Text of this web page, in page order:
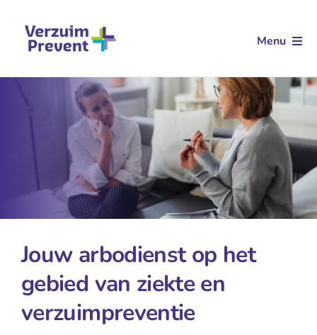
inhoud
Menu
Aanvullende dienstverlening
Klantverhalen
Kennis
Contact
Jouw arbodienst op het
gebied van ziekte en
verzuimpreventie